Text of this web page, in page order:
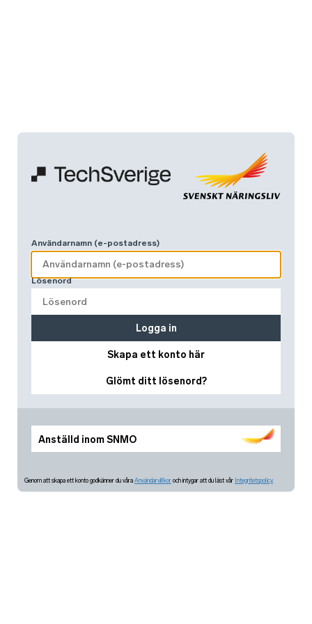
Anställd inom SNMO
Användarnamn (e-postadress)
Lösenord
Skapa ett konto här
Glömt ditt lösenord?
Logga in
Genom att skapa ett konto godkänner du våra Användarvillkor och intygar att du läst vår Integritetspolicy.